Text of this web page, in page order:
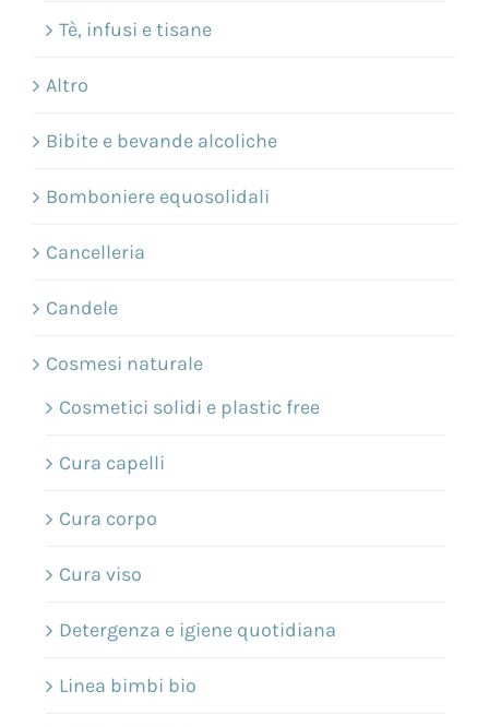
Tè, infusi e tisane
Altro
Bibite e bevande alcoliche
Bomboniere equosolidali
Cancelleria
Candele
Cosmesi naturale
Cosmetici solidi e plastic free
Cura capelli
Cura corpo
Cura viso
Detergenza e igiene quotidiana
Linea bimbi bio